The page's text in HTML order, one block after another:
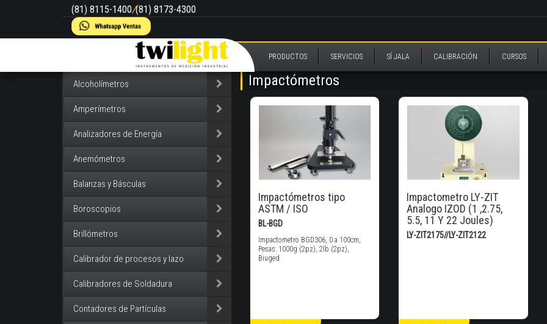
(81) 8115-1400/(81) 8173-4300
PRODUCTOS SERVICIOS SÍ JALA CALIBRACIÓN CURSOS
Alcoholímetros
Amperímetros
Analizadores de Energía
Anemómetros
Balanzas y Básculas
Boroscopios
Brillómetros
Calibrador de procesos y lazo
Calibradores de Soldadura
Contadores de Partículas
Impactómetros
Impactómetros tipo
ASTM / ISO
BL-BGD
Impactometro BGD306, 0 a 100cm,
Pesas: 1000g (2pz), 2lb (2pz),
Biuged
Impactometro LY-ZIT
Analogo IZOD (1 ,2.75,
5.5, 11 Y 22 Joules)
LY-ZIT2175//LY-ZIT2122